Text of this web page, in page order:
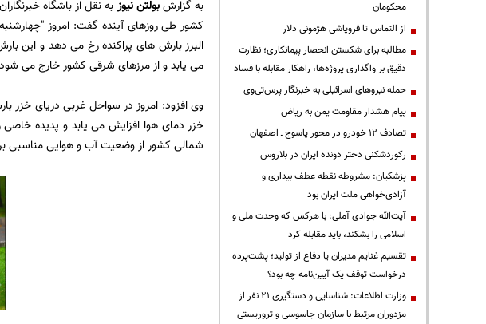
به گزارشبولتن نیوز به نقل از باشگاه
البرز بارش های پراکنده رخ می دهد و این
می یابد و از مرزهای شرقی کشور خارج می
وی افزود: امروز در سواحل غربی دریای خزر
خزر دمای هوا افزایش می یابد و پدیده خاصی
شمالی کشور از وضعیت آب و هوایی مناسبی
محکومان
از التماس تا فروپاشی هژمونی دلار
مطالبه برای شکستن انحصار پیمانکاری؛ نظارت
دقیق بر واگذاری پروژه‌ها، راهکار مقابله با فساد
حمله نیروهای اسرائیلی به خبرنگار پرس‌تی‌وی
پیام هشدار مقاومت یمن به ریاض
تصادف ۱۲ خودرو در محور یاسوج ـ اصفهان
رکوردشکنی دختر دونده ایران در بلاروس
پزشکیان: مشروطه نقطه عطف بیداری و
آزادی‌خواهی ملت ایران بود
آیت‌الله جوادی آملی: با هرکس که وحدت ملی و
اسلامی را بشکند، باید مقابله کرد
تقسیم غنایم مدیران یا دفاع از تولید؛ پشت‌پرده
درخواست توقف یک آیین‌نامه چه بود؟
وزارت اطلاعات: شناسایی و دستگیری ۲۱ نفر از
مزدوران مرتبط با سازمان جاسوسی و تروریستی